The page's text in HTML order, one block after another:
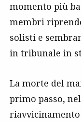
momento più
membri
solisti e
in tribunale in
La morte del
primo passo,
riavvicinamento